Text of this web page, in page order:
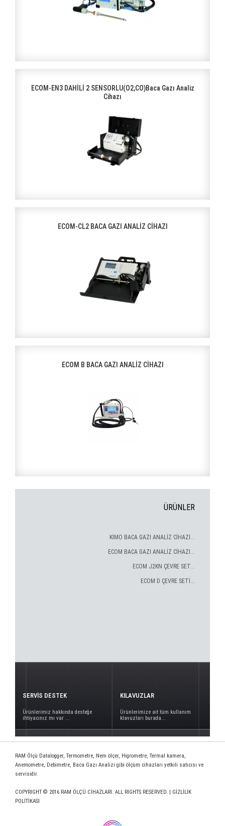
ECOM-EN3 DAHİLİ 2 SENSORLU(O2,CO)Baca Gazı Analiz
Cihazı
ECOM-CL2 BACA GAZI ANALİZ CİHAZI
ECOM B BACA GAZI ANALİZ CİHAZI
ÜRÜNLER
KIMO BACA GAZI ANALİZ CİHAZI...
ECOM BACA GAZI ANALİZ CİHAZI...
ECOM J2KN ÇEVRE SET...
ECOM D ÇEVRE SETİ...
SERVİS DESTEK
Ürünlerimiz hakkında desteğe
ihtiyacınız mı var ...
KILAVUZLAR
Ürünlerimize ait tüm kullanım
klavuzları burada...
RAM Ölçü Datalogger, Termometre, Nem ölçer, Higrometre, Termal kamera,
Anemometre, Debimetre, Baca Gazı Analizi gibi ölçüm cihazları yetkili satıcısı ve
servisidir.
COPYRIGHT © 2016 RAM ÖLÇÜ CİHAZLARI. ALL RIGHTS RESERVED. | GİZLİLİK
POLİTİKASI
www.deploy.com.tr